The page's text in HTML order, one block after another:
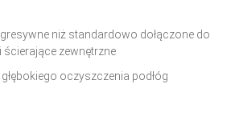
niż standardowo dołączone do
zewnętrzne
oczyszczenia podłóg